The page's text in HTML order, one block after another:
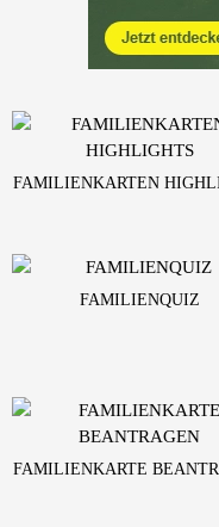
FAMILIENKARTEN
FAMILIENQUIZ
FAMILIENKARTE